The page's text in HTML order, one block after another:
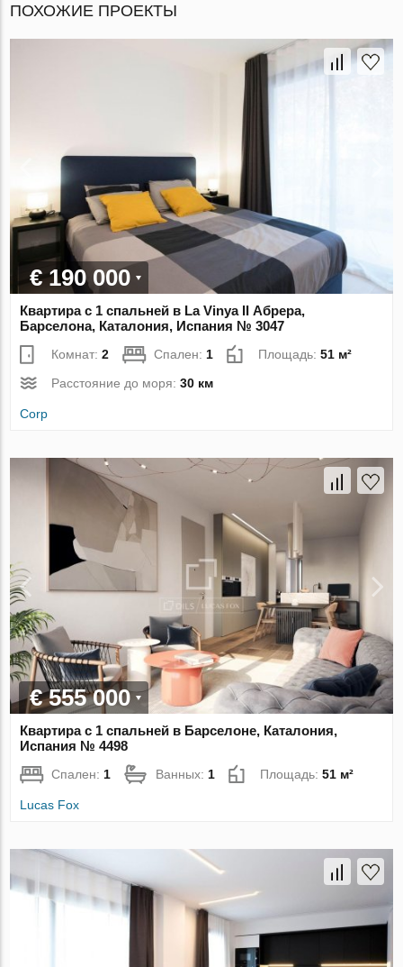
ПОХОЖИЕ ПРОЕКТЫ
€ 190 000
Квартира с 1 спальней в La Vinya II Абрера,
Барселона, Каталония, Испания № 3047
Комнат:2 Спален:1 Площадь:51 м²
Расстояние до моря:30 км
Corp
€ 555 000
Квартира с 1 спальней в Барселоне, Каталония,
Испания № 4498
Спален: 1 Ванных: 1 Площадь:51 м²
Lucas Fox